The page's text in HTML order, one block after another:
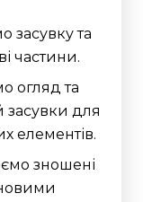
засувку та
частини.
огляд та
засувки для
елементів.
зношені